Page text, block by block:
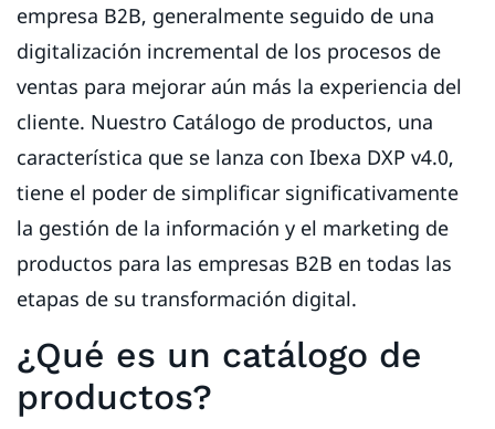
empresa B2B, generalmente seguido de una
digitalización incremental de los procesos de
ventas para mejorar aún más la experiencia del
cliente. Nuestro Catálogo de productos, una
característica que se lanza con Ibexa DXP v4.0,
tiene el poder de simplificar significativamente
la gestión de la información y el marketing de
productos para las empresas B2B en todas las
etapas de su transformación digital.
¿Qué es un catálogo de
productos?